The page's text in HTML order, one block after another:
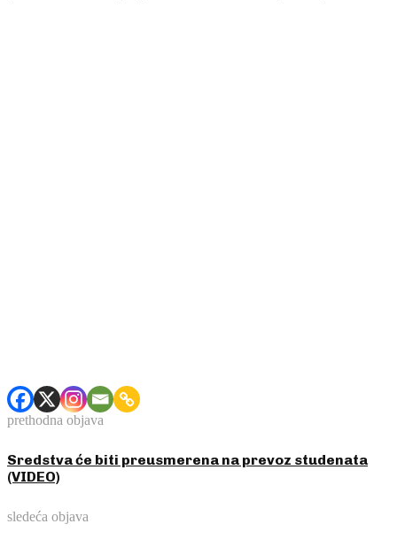
prethodna objava
Sredstva će biti preusmerena na prevoz studenata
(VIDEO)
sledeća objava